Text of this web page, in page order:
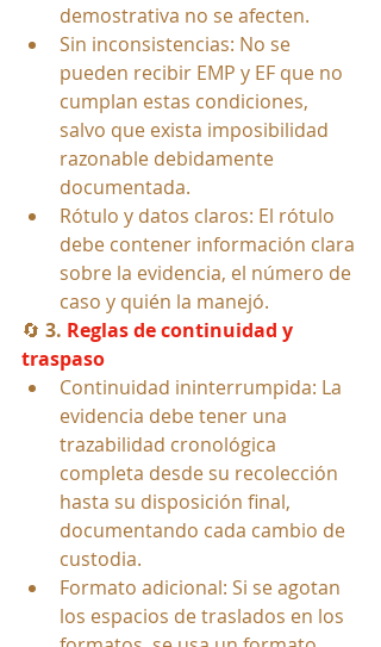
demostrativa no se afecten.
Sin inconsistencias: No se
pueden recibir EMP y EF que no
cumplan estas condiciones,
salvo que exista imposibilidad
razonable debidamente
documentada.
Rótulo y datos claros: El rótulo
debe contener información clara
sobre la evidencia, el número de
caso y quién la manejó.
🔄 3. Reglas de continuidad y
traspaso
Continuidad ininterrumpida: La
evidencia debe tener una
trazabilidad cronológica
completa desde su recolección
hasta su disposición final,
documentando cada cambio de
custodia.
Formato adicional: Si se agotan
los espacios de traslados en los